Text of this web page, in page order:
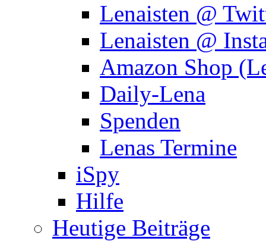
Lenaisten @
Lenaisten @
Amazon Shop
Daily-Lena
Spenden
Lenas Termine
iSpy
Hilfe
Heutige Beiträge